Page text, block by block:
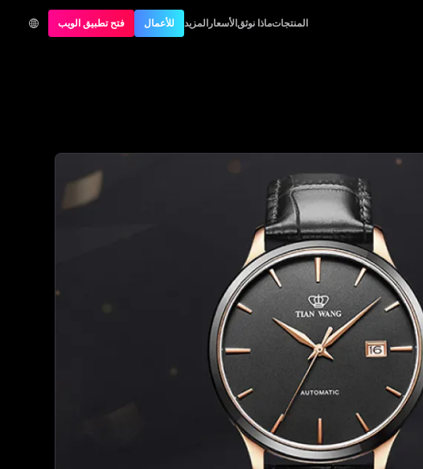
المنتجاتماذا نوثقالأسعار المزيد للأعمال فتح تطبيق الويب